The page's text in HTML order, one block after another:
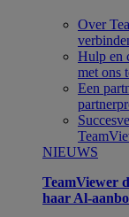
Over
Hulp en
met ons
Een
NIEUWS
TeamViewer
haar Al-